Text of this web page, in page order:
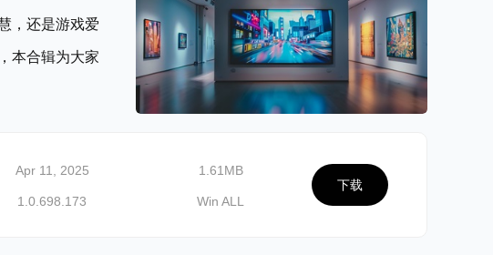
，还是游戏爱
本合辑为大家
Apr 11, 2025
1.0.698.173
1.61MB
Win ALL
下载